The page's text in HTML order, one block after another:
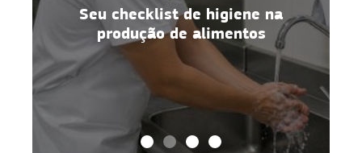
Seu checklist de higiene na
produção de alimentos